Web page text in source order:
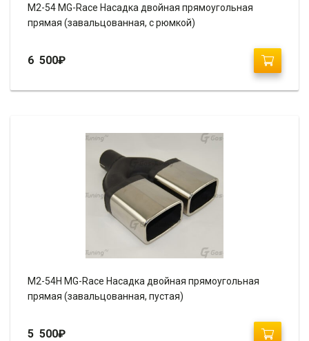
M2-54 MG-Race Насадка двойная прямоугольная
прямая (завальцованная, с рюмкой)
6 500₽
M2-54H MG-Race Насадка двойная прямоугольная
прямая (завальцованная, пустая)
5 500₽